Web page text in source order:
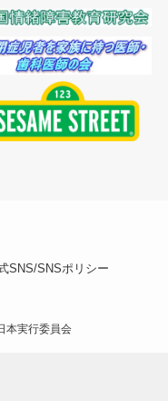
SNS/SNSポリシー
本実行委員会